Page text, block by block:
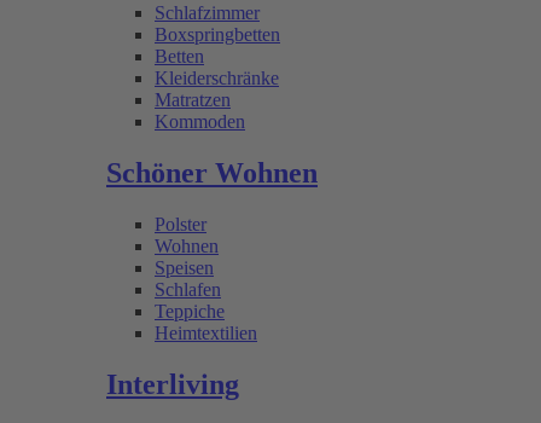
Schlafzimmer
Boxspringbetten
Betten
Kleiderschränke
Matratzen
Kommoden
Schöner Wohnen
Polster
Wohnen
Speisen
Schlafen
Teppiche
Heimtextilien
Interliving